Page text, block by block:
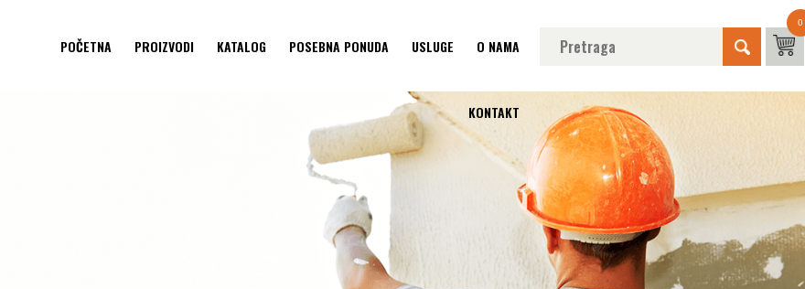
POČETNA PROIZVODI KATALOG POSEBNA PONUDA USLUGE O NAMA
KONTAKT
0